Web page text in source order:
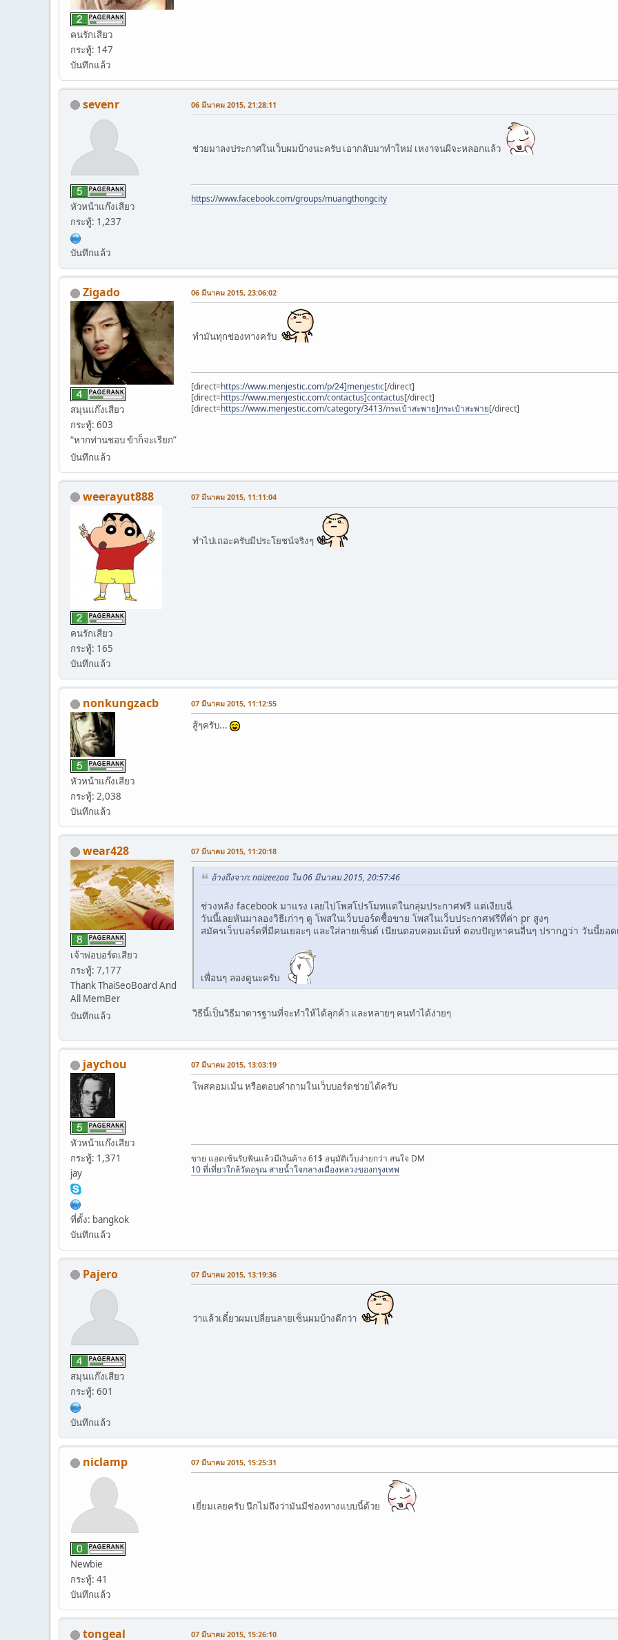
คนรักเสียว
กระทู้: 147
บันทึกแล้ว
sevenr
หัวหน้าแก๊งเสียว
กระทู้: 1,237
บันทึกแล้ว
06 มีนาคม 2015, 21:28:11
ช่วยมาลงประกาศในเว็บผมบ้างนะครับ เอากลับมาทำใหม่ เหงาจนผีจะหลอกแล้ว
https://www.facebook.com/groups/muangthongcity
Zigado
สมุนแก๊งเสียว
กระทู้: 603
“หากท่านชอบ ข้าก็จะเรียก”
บันทึกแล้ว
06 มีนาคม 2015, 23:06:02
ทำมันทุกช่องทางครับ
[direct=https://www.menjestic.com/p/24]menjestic[/direct]
[direct=https://www.menjestic.com/contactus]contactus[/direct]
[direct=https://www.menjestic.com/category/3413/กระเป๋าสะพาย]กระเป๋าสะพาย[/direct]
weerayut888
คนรักเสียว
กระทู้: 165
บันทึกแล้ว
07 มีนาคม 2015, 11:11:04
ทำไปเถอะครับมีประโยชน์จริงๆ
nonkungzacb
หัวหน้าแก๊งเสียว
กระทู้: 2,038
บันทึกแล้ว
07 มีนาคม 2015, 11:12:55
สู้ๆครับ...
wear428
เจ้าพ่อบอร์ดเสียว
กระทู้: 7,177
Thank ThaiSeoBoard And
All MemBer
บันทึกแล้ว
07 มีนาคม 2015, 11:20:18
อ้างถึงจาก: naizeezaa ใน 06 มีนาคม 2015, 20:57:46
ช่วงหลัง facebook มาแรง เลยไปโพสโปรโมทแต่ในกลุ่มประกาศฟรี แต่เงียบฉี่
วันนี้เลยหันมาลองวิธีเก่าๆ ดู โพสในเว็บบอร์ดซื้อขาย โพสในเว็บประกาศฟรีที่ค่า pr สูงๆ
สมัครเว็บบอร์ดที่มีคนเยอะๆ และใส่ลายเซ็นต์ เนียนตอบคอมเม้นท์ ตอบปัญหาคนอื่นๆ ปรากฎว่า วันนี้ยอด
เพื่อนๆ ลองดูนะครับ
วิธีนี้เป็นวิธีมาตารฐานที่จะทำให้ได้ลุกค้า และหลายๆ คนทำได้ง่ายๆ
jaychou
หัวหน้าแก๊งเสียว
กระทู้: 1,371
jay
ที่ตั้ง: bangkok
บันทึกแล้ว
07 มีนาคม 2015, 13:03:19
โพสคอมเม้น หรือตอบคำถามในเว็บบอร์ดช่วยได้ครับ
ขาย แอดเซ้นรับพินแล้วมีเงินค้าง 61$ อนุมัติเว็บง่ายกว่า สนใจ DM
10 ที่เที่ยวใกล้วัดอรุณ สายน้ำใจกลางเมืองหลวงของกรุงเทพ
Pajero
สมุนแก๊งเสียว
กระทู้: 601
บันทึกแล้ว
07 มีนาคม 2015, 13:19:36
ว่าแล้วเดี๋ยวผมเปลี่ยนลายเซ็นผมบ้างดีกว่า
niclamp
Newbie
กระทู้: 41
บันทึกแล้ว
07 มีนาคม 2015, 15:25:31
เยี่ยมเลยครับ นึกไม่ถึงว่ามันมีช่องทางแบบนี้ด้วย
tongeal 07 มีนาคม 2015, 15:26:10